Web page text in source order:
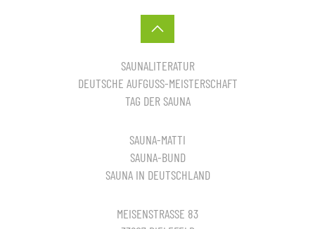
SAUNALITERATUR
DEUTSCHE AUFGUSS-MEISTERSCHAFT
TAG DER SAUNA
SAUNA-MATTI
SAUNA-BUND
SAUNA IN DEUTSCHLAND
MEISENSTRASSE 83